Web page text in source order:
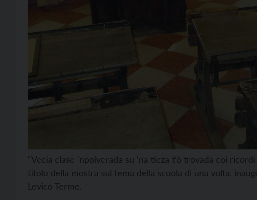
“Vecia clase ‘npolverada su ‘na tieza t’ò trovada coi
titolo della mostra sul tema della scuola di una volta,
Levico Terme.